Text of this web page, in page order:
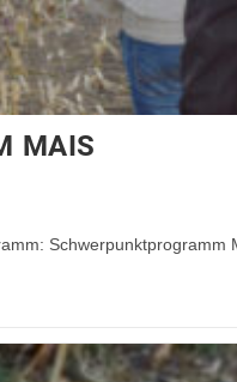
MAIS
Schwerpunktprogramm